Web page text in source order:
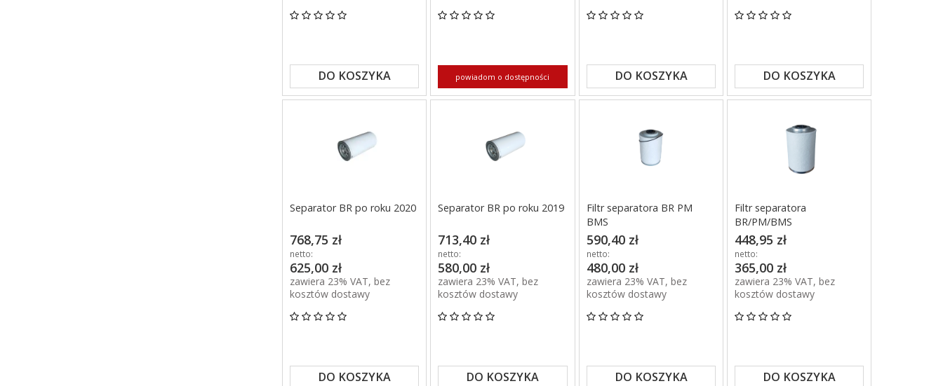
DO KOSZYKA powiadom o dostępności DO KOSZYKA DO KOSZYKA
Separator BR po roku 2020
768,75 zł
netto:
625,00 zł
zawiera 23% VAT, bez
kosztów dostawy
DO KOSZYKA
Separator BR po roku 2019
713,40 zł
netto:
580,00 zł
zawiera 23% VAT, bez
kosztów dostawy
DO KOSZYKA
Filtr separatora BR PM
BMS
590,40 zł
netto:
480,00 zł
zawiera 23% VAT, bez
kosztów dostawy
DO KOSZYKA
Filtr separatora
BR/PM/BMS
448,95 zł
netto:
365,00 zł
zawiera 23% VAT, bez
kosztów dostawy
DO KOSZYKA